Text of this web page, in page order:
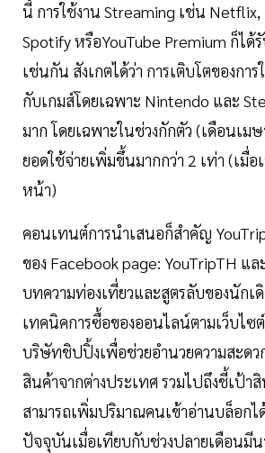
นี้ การใช้งาน Streaming เช่น Netflix,
Spotify หรือYouTube Premium ก็ได้
เช่นกัน สังเกตได้ว่า การเติบโตของการ
กับเกมส์โดยเฉพาะ Nintendo และ
มาก โดยเฉพาะในช่วงกักตัว (เดือนเม
ยอดใช้จ่ายเพิ่มขึ้นมากกว่า 2 เท่า (เมื่
หน้า)
คอนเทนต์การนำเสนอก็สำคัญ
ของ Facebook page: YouTripTH แ
บทความท่องเที่ยวและสูตรลับของนักเ
เทคนิคการซื้อของออนไลน์ตามเว็บไซ
บริษัทชิปปิ้งเพื่อช่วยอำนวยความสะดว
สินค้าจากต่างประเทศ รวมไปถึงชี้เป้า
สามารถเพิ่มปริมาณคนเข้าอ่านบล็อกไ
ปัจจุบันเมื่อเทียบกับช่วงปลายเดือนมี